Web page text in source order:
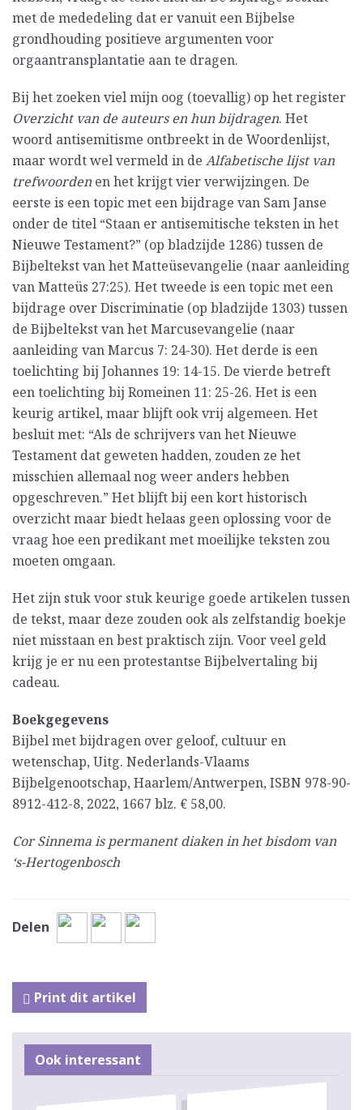
met de mededeling dat er vanuit een Bijbelse
grondhouding positieve argumenten voor
orgaantransplantatie aan te dragen.
Bij het zoeken viel mijn oog (toevallig) op het register
Overzicht van de auteurs en hun bijdragen. Het
woord antisemitisme ontbreekt in de Woordenlijst,
maar wordt wel vermeld in de Alfabetische lijst van
trefwoorden en het krijgt vier verwijzingen. De
eerste is een topic met een bijdrage van Sam Janse
onder de titel “Staan er antisemitische teksten in het
Nieuwe Testament?” (op bladzijde 1286) tussen de
Bijbeltekst van het Matteüsevangelie (naar aanleiding
van Matteüs 27:25). Het tweede is een topic met een
bijdrage over Discriminatie (op bladzijde 1303) tussen
de Bijbeltekst van het Marcusevangelie (naar
aanleiding van Marcus 7: 24-30). Het derde is een
toelichting bij Johannes 19: 14-15. De vierde betreft
een toelichting bij Romeinen 11: 25-26. Het is een
keurig artikel, maar blijft ook vrij algemeen. Het
besluit met: “Als de schrijvers van het Nieuwe
Testament dat geweten hadden, zouden ze het
misschien allemaal nog weer anders hebben
opgeschreven.” Het blijft bij een kort historisch
overzicht maar biedt helaas geen oplossing voor de
vraag hoe een predikant met moeilijke teksten zou
moeten omgaan.
Het zijn stuk voor stuk keurige goede artikelen tussen
de tekst, maar deze zouden ook als zelfstandig boekje
niet misstaan en best praktisch zijn. Voor veel geld
krijg je er nu een protestantse Bijbelvertaling bij
cadeau.
Boekgegevens
Bijbel met bijdragen over geloof, cultuur en
wetenschap, Uitg. Nederlands-Vlaams
Bijbelgenootschap, Haarlem/Antwerpen, ISBN 978-90-
8912-412-8, 2022, 1667 blz. € 58,00.
Cor Sinnema is permanent diaken in het bisdom van
‘s-Hertogenbosch
Delen
Print dit artikel
Ook interessant